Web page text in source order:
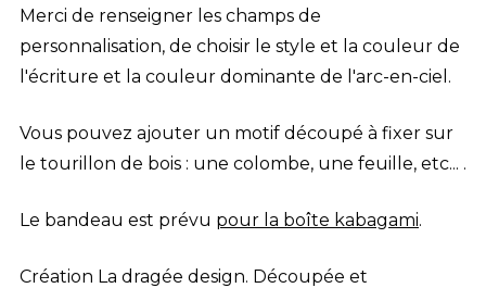
Merci de renseigner les champs de
personnalisation, de choisir le style et la couleur de
l'écriture et la couleur dominante de l'arc-en-ciel.
Vous pouvez ajouter un motif découpé à fixer sur
le tourillon de bois : une colombe, une feuille, etc... .
Le bandeau est prévu pour la boîte kabagami.
Création La dragée design. Découpée et